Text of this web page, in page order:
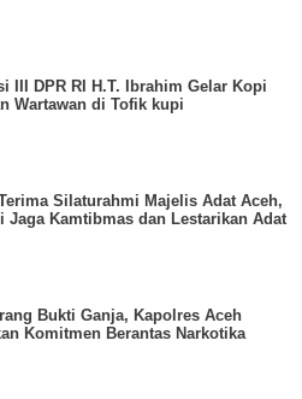
III DPR RI H.T. Ibrahim Gelar Kopi
Wartawan di Tofik kupi
Silaturahmi Majelis Adat Aceh,
Jaga Kamtibmas dan Lestarikan Adat
Bukti Ganja, Kapolres Aceh
Komitmen Berantas Narkotika